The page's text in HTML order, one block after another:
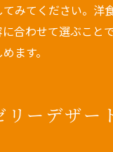
みてください。洋
合わせて選ぶこと
ます。
リーデザー